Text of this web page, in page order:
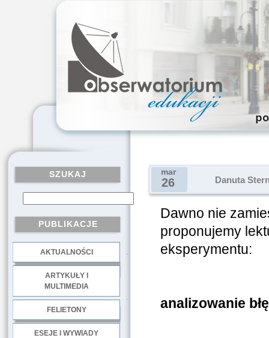
SZUKAJ
PUBLIKACJE
AKTUALNOŚCI
ARTYKUŁY I
MULTIMEDIA
FELIETONY
ESEJE I WYWIADY
mar
26 Danuta
Dawno nie
proponujemy
eksperymentu:
analizowanie